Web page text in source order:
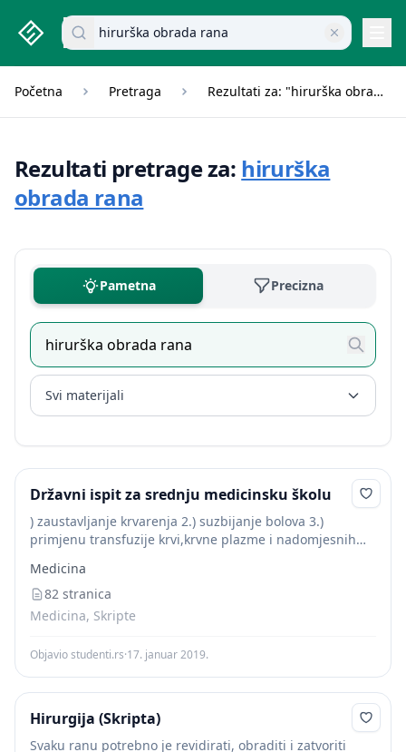
studenti.rs home page
Pretraži dokumente
Početna Pretraga Rezultati za: "hirurška obrada rana"
Rezultati pretrage za: hirurška
obrada rana
Pametna Precizna
Svi materijali
Državni ispit za srednju medicinsku školu
) zaustavljanje krvarenja 2.) suzbijanje bolova 3.)
primjenu transfuzije krvi,krvne plazme i nadomjesnih
sredstava 5.) visokokaloričnu prehranu bogatu
vitaminima Lokalno liječenje Kod otvorenih ozljeda...
Medicina
82 stranica
Medicina, Skripte
Objavio studenti.rs·17. januar 2019.
Hirurgija (Skripta)
Svaku ranu potrebno je revidirati, obraditi i zatvoriti